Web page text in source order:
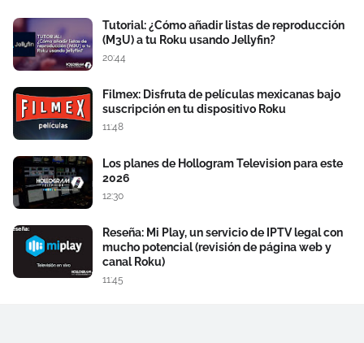
Tutorial: ¿Cómo añadir listas de reproducción
(M3U) a tu Roku usando Jellyfin?
20:44
Filmex: Disfruta de películas mexicanas bajo
suscripción en tu dispositivo Roku
11:48
Los planes de Hollogram Television para este
2026
12:30
Reseña: Mi Play, un servicio de IPTV legal con
mucho potencial (revisión de página web y
canal Roku)
11:45